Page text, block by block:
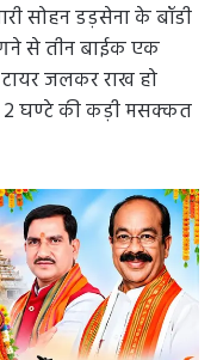
सोहन डड़सेना के बॉडी
से तीन बाईक एक
जलकर राख हो
2 घण्टे की कड़ी मसक्कत